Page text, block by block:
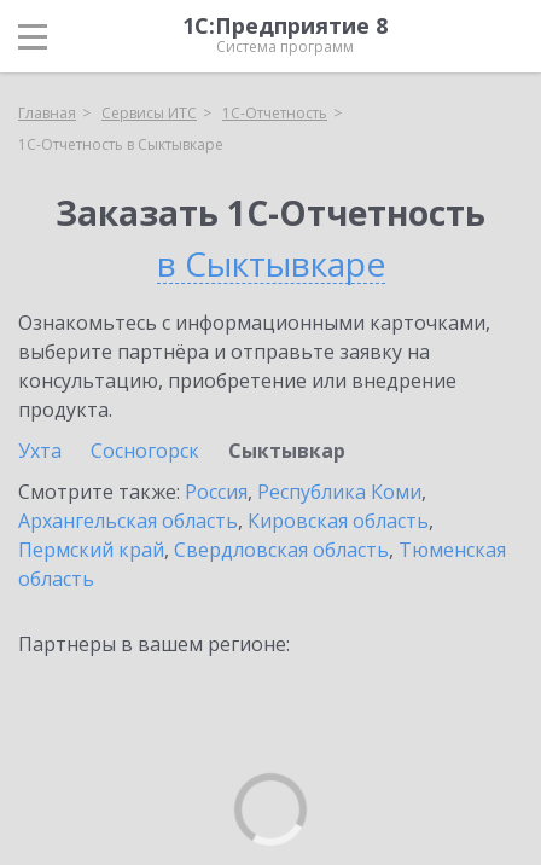
1С:Предприятие 8
Система программ
Главная Сервисы ИТС
1С-Отчетность
1С-Отчетность в Сыктывкаре
Заказать 1С-Отчетность
в Сыктывкаре
Ознакомьтесь с информационными карточками,
выберите партнёра и отправьте заявку на
консультацию, приобретение или внедрение
продукта.
Ухта
Сосногорск
Сыктывкар
Смотрите также: Россия, Республика Коми,
Архангельская область, Кировская область,
Пермский край, Свердловская область, Тюменская
область
Партнеры в вашем регионе: